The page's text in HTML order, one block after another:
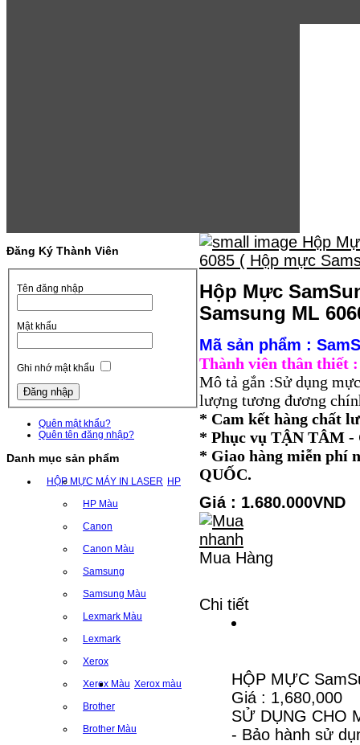
Đăng Ký Thành Viên
Tên đăng nhập
Mật khẩu
Ghi nhớ mật khẩu
Quên mật khẩu?
Quên tên đăng nhập?
Danh mục sản phẩm
HỘP MỰC MÁY IN LASER HP
HP Màu
Canon
Canon Màu
Samsung
Samsung Màu
Lexmark Màu
Lexmark
Xerox
Xerox Màu Xerox màu
Brother
Brother Màu
Hộp Mực
Samsung ML
Mã sản phẩm :
Thành viên thân thiết
Mô tả gắn :Sử dụng
lượng tương đương
* Cam kết hàng chất
* Phục vụ TẬN TÂM
* Giao hàng miễn phí
QUỐC.
Giá : 1.680.000VND
Mua Hàng
Chi tiết
HỘP MỰC
Giá : 1,680,000
SỬ DỤNG CHO
- Bảo hành sử